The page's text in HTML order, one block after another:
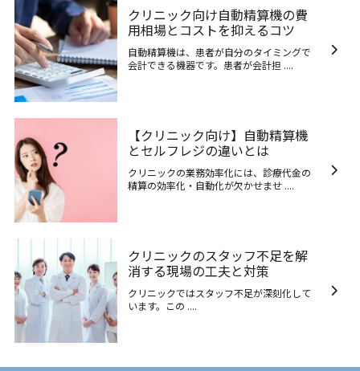
クリニック向け自動精算機の費
用相場とコストを抑えるコツ
自動精算機は、患者が自分のタイミングで
会計できる機器です。患者が会計担 ....
【クリニック向け】自動精算機
とセルフレジの違いとは
クリニックの業務効率化には、診療代金の
精算の効率化・自動化が欠かせませ ....
クリニックのスタッフ不足を解
消する現場の工夫と対策
クリニックではスタッフ不足が深刻化して
います。この ....